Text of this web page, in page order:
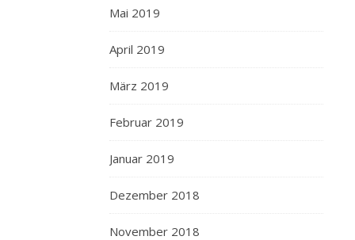
Mai 2019
April 2019
März 2019
Februar 2019
Januar 2019
Dezember 2018
November 2018